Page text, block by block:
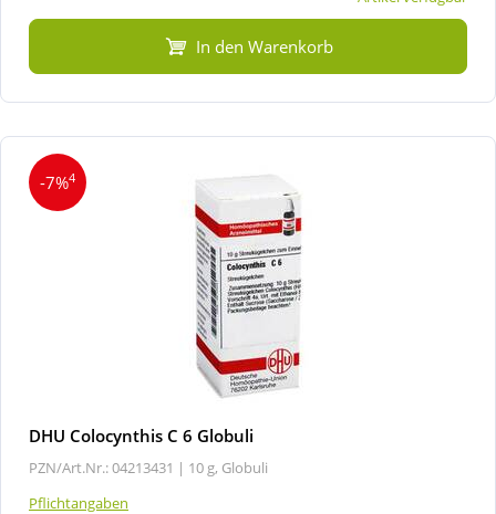
In den Warenkorb
-7%4
DHU Colocynthis C 6 Globuli
PZN/Art.Nr.: 04213431 | 10 g, Globuli
Pflichtangaben